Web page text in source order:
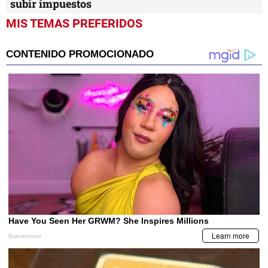
subir impuestos
MIS TEMAS PREFERIDOS